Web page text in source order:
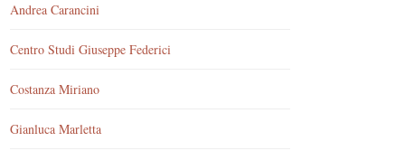
Andrea Carancini
Centro Studi Giuseppe Federici
Costanza Miriano
Gianluca Marletta